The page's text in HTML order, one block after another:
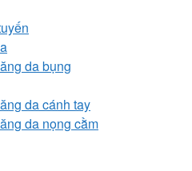
da bụng
da cánh tay
da nọng cằm